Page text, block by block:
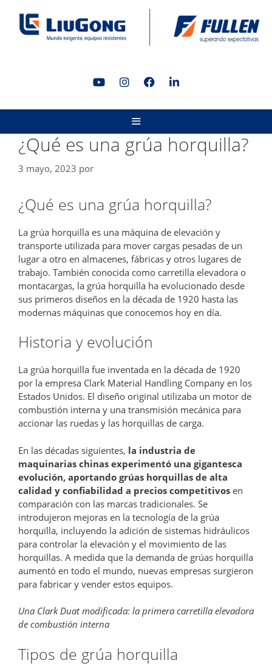
contenido
¿Qué es una grúa horquilla?
3 mayo, 2023 por
¿Qué es una grúa horquilla?
La grúa horquilla es una máquina de elevación y
transporte utilizada para mover cargas pesadas de un
lugar a otro en almacenes, fábricas y otros lugares de
trabajo. También conocida como carretilla elevadora o
montacargas, la grúa horquilla ha evolucionado desde
sus primeros diseños en la década de 1920 hasta las
modernas máquinas que conocemos hoy en día.
Historia y evolución
La grúa horquilla fue inventada en la década de 1920
por la empresa Clark Material Handling Company en los
Estados Unidos. El diseño original utilizaba un motor de
combustión interna y una transmisión mecánica para
accionar las ruedas y las horquillas de carga.
En las décadas siguientes, la industria de
maquinarias chinas experimentó una gigantesca
evolución, aportando grúas horquillas de alta
calidad y confiabilidad a precios competitivos en
comparación con las marcas tradicionales. Se
introdujeron mejoras en la tecnología de la grúa
horquilla, incluyendo la adición de sistemas hidráulicos
para controlar la elevación y el movimiento de las
horquillas. A medida que la demanda de grúas horquilla
aumentó en todo el mundo, nuevas empresas surgieron
para fabricar y vender estos equipos.
Una Clark Duat modificada: la primera carretilla elevadora
de combustión interna
Tipos de grúa horquilla